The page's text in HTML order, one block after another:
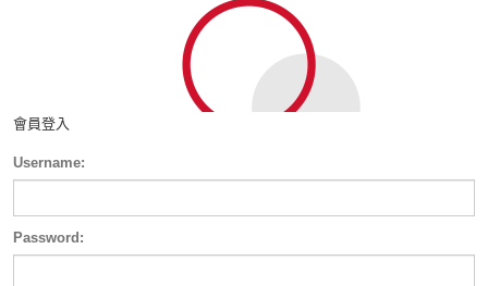
會員登入
Username:
Password: